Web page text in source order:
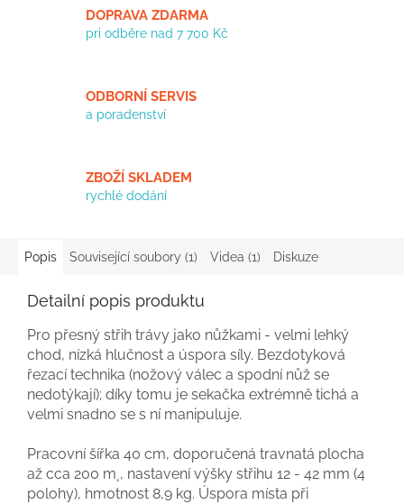
DOPRAVA ZDARMA
pri odběre nad 7 700 Kč
ODBORNÍ SERVIS
a poradenství
ZBOŽÍ SKLADEM
rychlé dodání
Popis Související soubory (1) Videa (1) Diskuze
Detailní popis produktu
Pro přesný střih trávy jako nůžkami - velmi lehký
chod, nízká hlučnost a úspora síly. Bezdotyková
řezací technika (nožový válec a spodní nůž se
nedotýkají); díky tomu je sekačka extrémně tichá a
velmi snadno se s ní manipuluje.
Pracovní šířka 40 cm, doporučená travnatá plocha
až cca 200 m˛, nastavení výšky střihu 12 - 42 mm (4
polohy), hmotnost 8,9 kg. Úspora místa při